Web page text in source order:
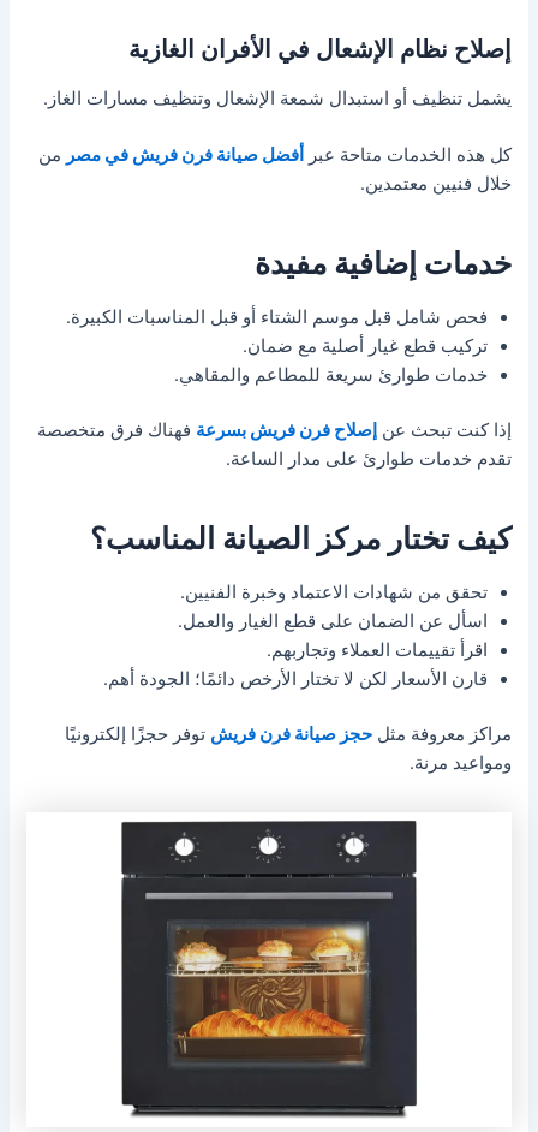
إصلاح نظام الإشعال في الأفران الغازية
يشمل تنظيف أو استبدال شمعة الإشعال وتنظيف مسارات الغاز.
كل هذه الخدمات متاحة عبر أفضل صيانة فرن فريش في مصر من
خلال فنيين معتمدين.
خدمات إضافية مفيدة
فحص شامل قبل موسم الشتاء أو قبل المناسبات الكبيرة.
تركيب قطع غيار أصلية مع ضمان.
خدمات طوارئ سريعة للمطاعم والمقاهي.
إذا كنت تبحث عنإصلاح فرن فريش بسرعة فهناك فرق متخصصة
تقدم خدمات طوارئ على مدار الساعة.
كيف تختار مركز الصيانة المناسب؟
تحقق من شهادات الاعتماد وخبرة الفنيين.
اسأل عن الضمان على قطع الغيار والعمل.
اقرأ تقييمات العملاء وتجاربهم.
قارن الأسعار لكن لا تختار الأرخص دائمًا؛ الجودة أهم.
مراكز معروفة مثلحجز صيانة فرن فريش توفر حجزًا إلكترونيًا
ومواعيد مرنة.